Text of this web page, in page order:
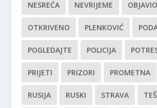
NESREĆA NEVRIJEME OBJAVIO
OTKRIVENO PLENKOVIĆ
POGLEDAJTE POLICIJA
PRIJETI PRIZORI PROMETNA
RUSIJA RUSKI STRAVA